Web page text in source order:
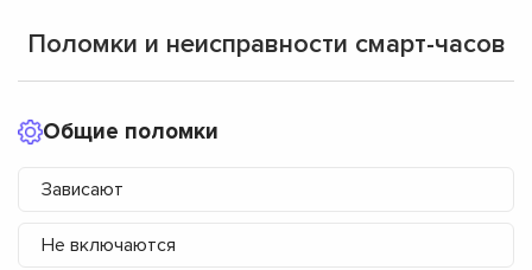
Поломки и неисправности смарт-часов
Общие поломки
Зависают
Не включаются